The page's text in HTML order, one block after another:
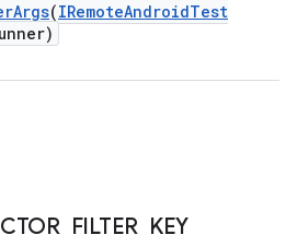
Args(IRemoteAndroidTest
_ FILTER KEY